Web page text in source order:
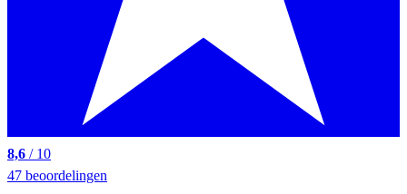
8,6 / 10
47 beoordelingen